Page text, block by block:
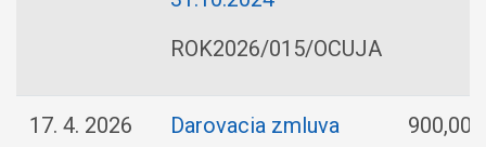
ROK2026/015/OCUJA
17. 4. 2026 Darovacia zmluva
900,00